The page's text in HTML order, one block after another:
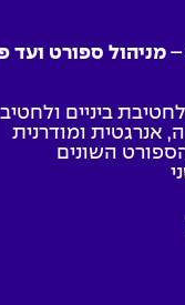
– מניהול ספורט ועד
ביניים
אנרגטית ומודרנית
השונים